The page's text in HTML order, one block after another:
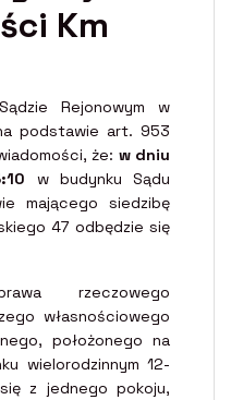
Km
Rejonowym w
podstawie art. 953
że: w dniu
w budynku Sądu
mającego siedzibę
47 odbędzie się
rzeczowego
własnościowego
położonego na
wielorodzinnym 12-
z jednego pokoju,